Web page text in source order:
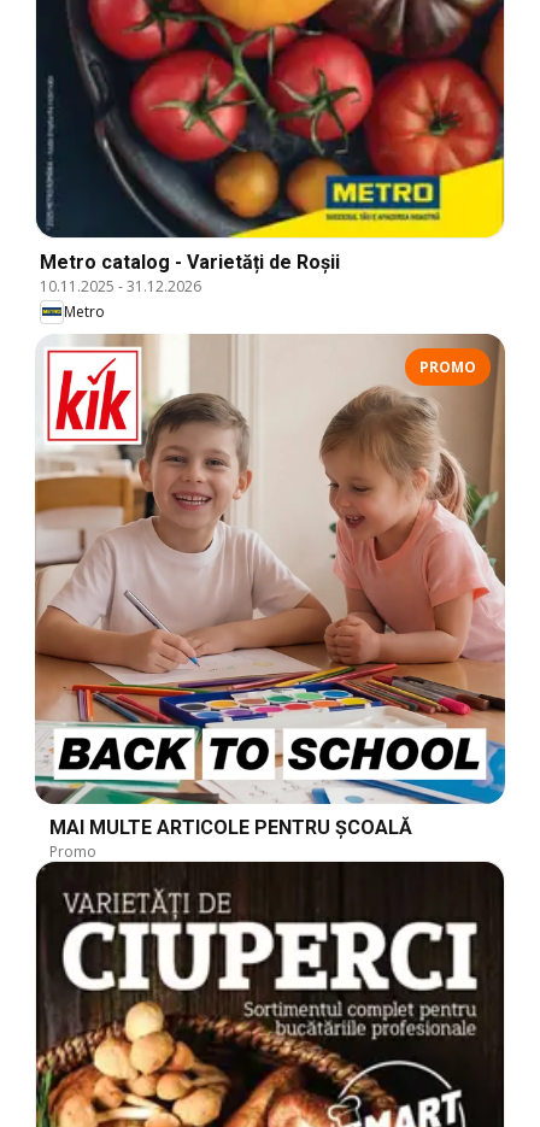
Metro catalog - Varietăți de Roșii
10.11.2025 -31.12.2026
Metro
PROMO
MAI MULTE ARTICOLE PENTRU ȘCOALĂ
Promo